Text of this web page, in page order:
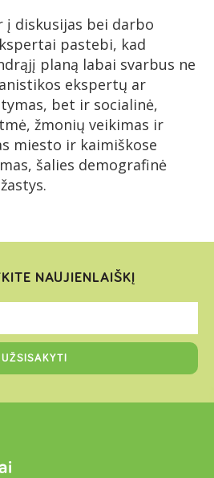
į diskusijas bei darbo
pastebi, kad
planą labai svarbus ne
ekspertų ar
bet ir socialinė,
žmonių veikimas ir
miesto ir kaimiškose
šalies demografinė
NAUJIENLAIŠKĮ